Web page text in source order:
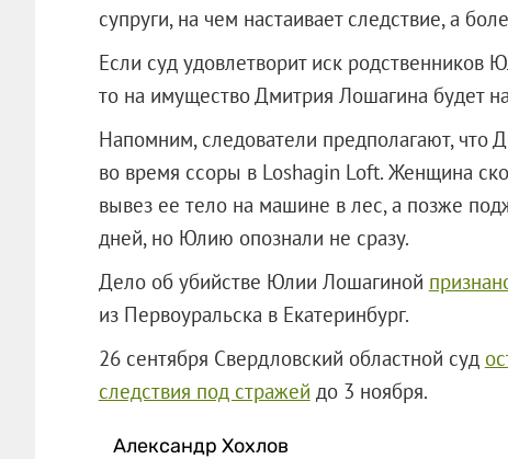
супруги, на чем настаивает следствие, а
Если суд удовлетворит иск
то на имущество Дмитрия Лошагина будет
Напомним, следователи предполагают,
во время ссоры в Loshagin Loft. Женщина
вывез ее тело на машине в лес, а позже
дней, но Юлию опознали не сразу.
Дело об убийстве Юлии Лошагиной
из Первоуральска в Екатеринбург.
26 сентября Свердловский областной суд
следствия под стражей до 3 ноября.
Александр Хохлов